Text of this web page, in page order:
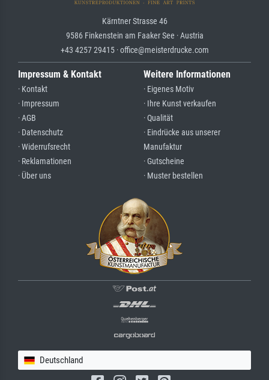
Kärntner Strasse 46
9586 Finkenstein am Faaker See · Austria
+43 4257 29415 · office@meisterdrucke.com
Impressum & Kontakt
· Kontakt
· Impressum
· AGB
· Datenschutz
· Widerrufsrecht
· Reklamationen
· Über uns
Weitere Informationen
· Eigenes Motiv
· Ihre Kunst verkaufen
· Qualität
· Eindrücke aus unserer
Manufaktur
· Gutscheine
· Muster bestellen
Deutschland